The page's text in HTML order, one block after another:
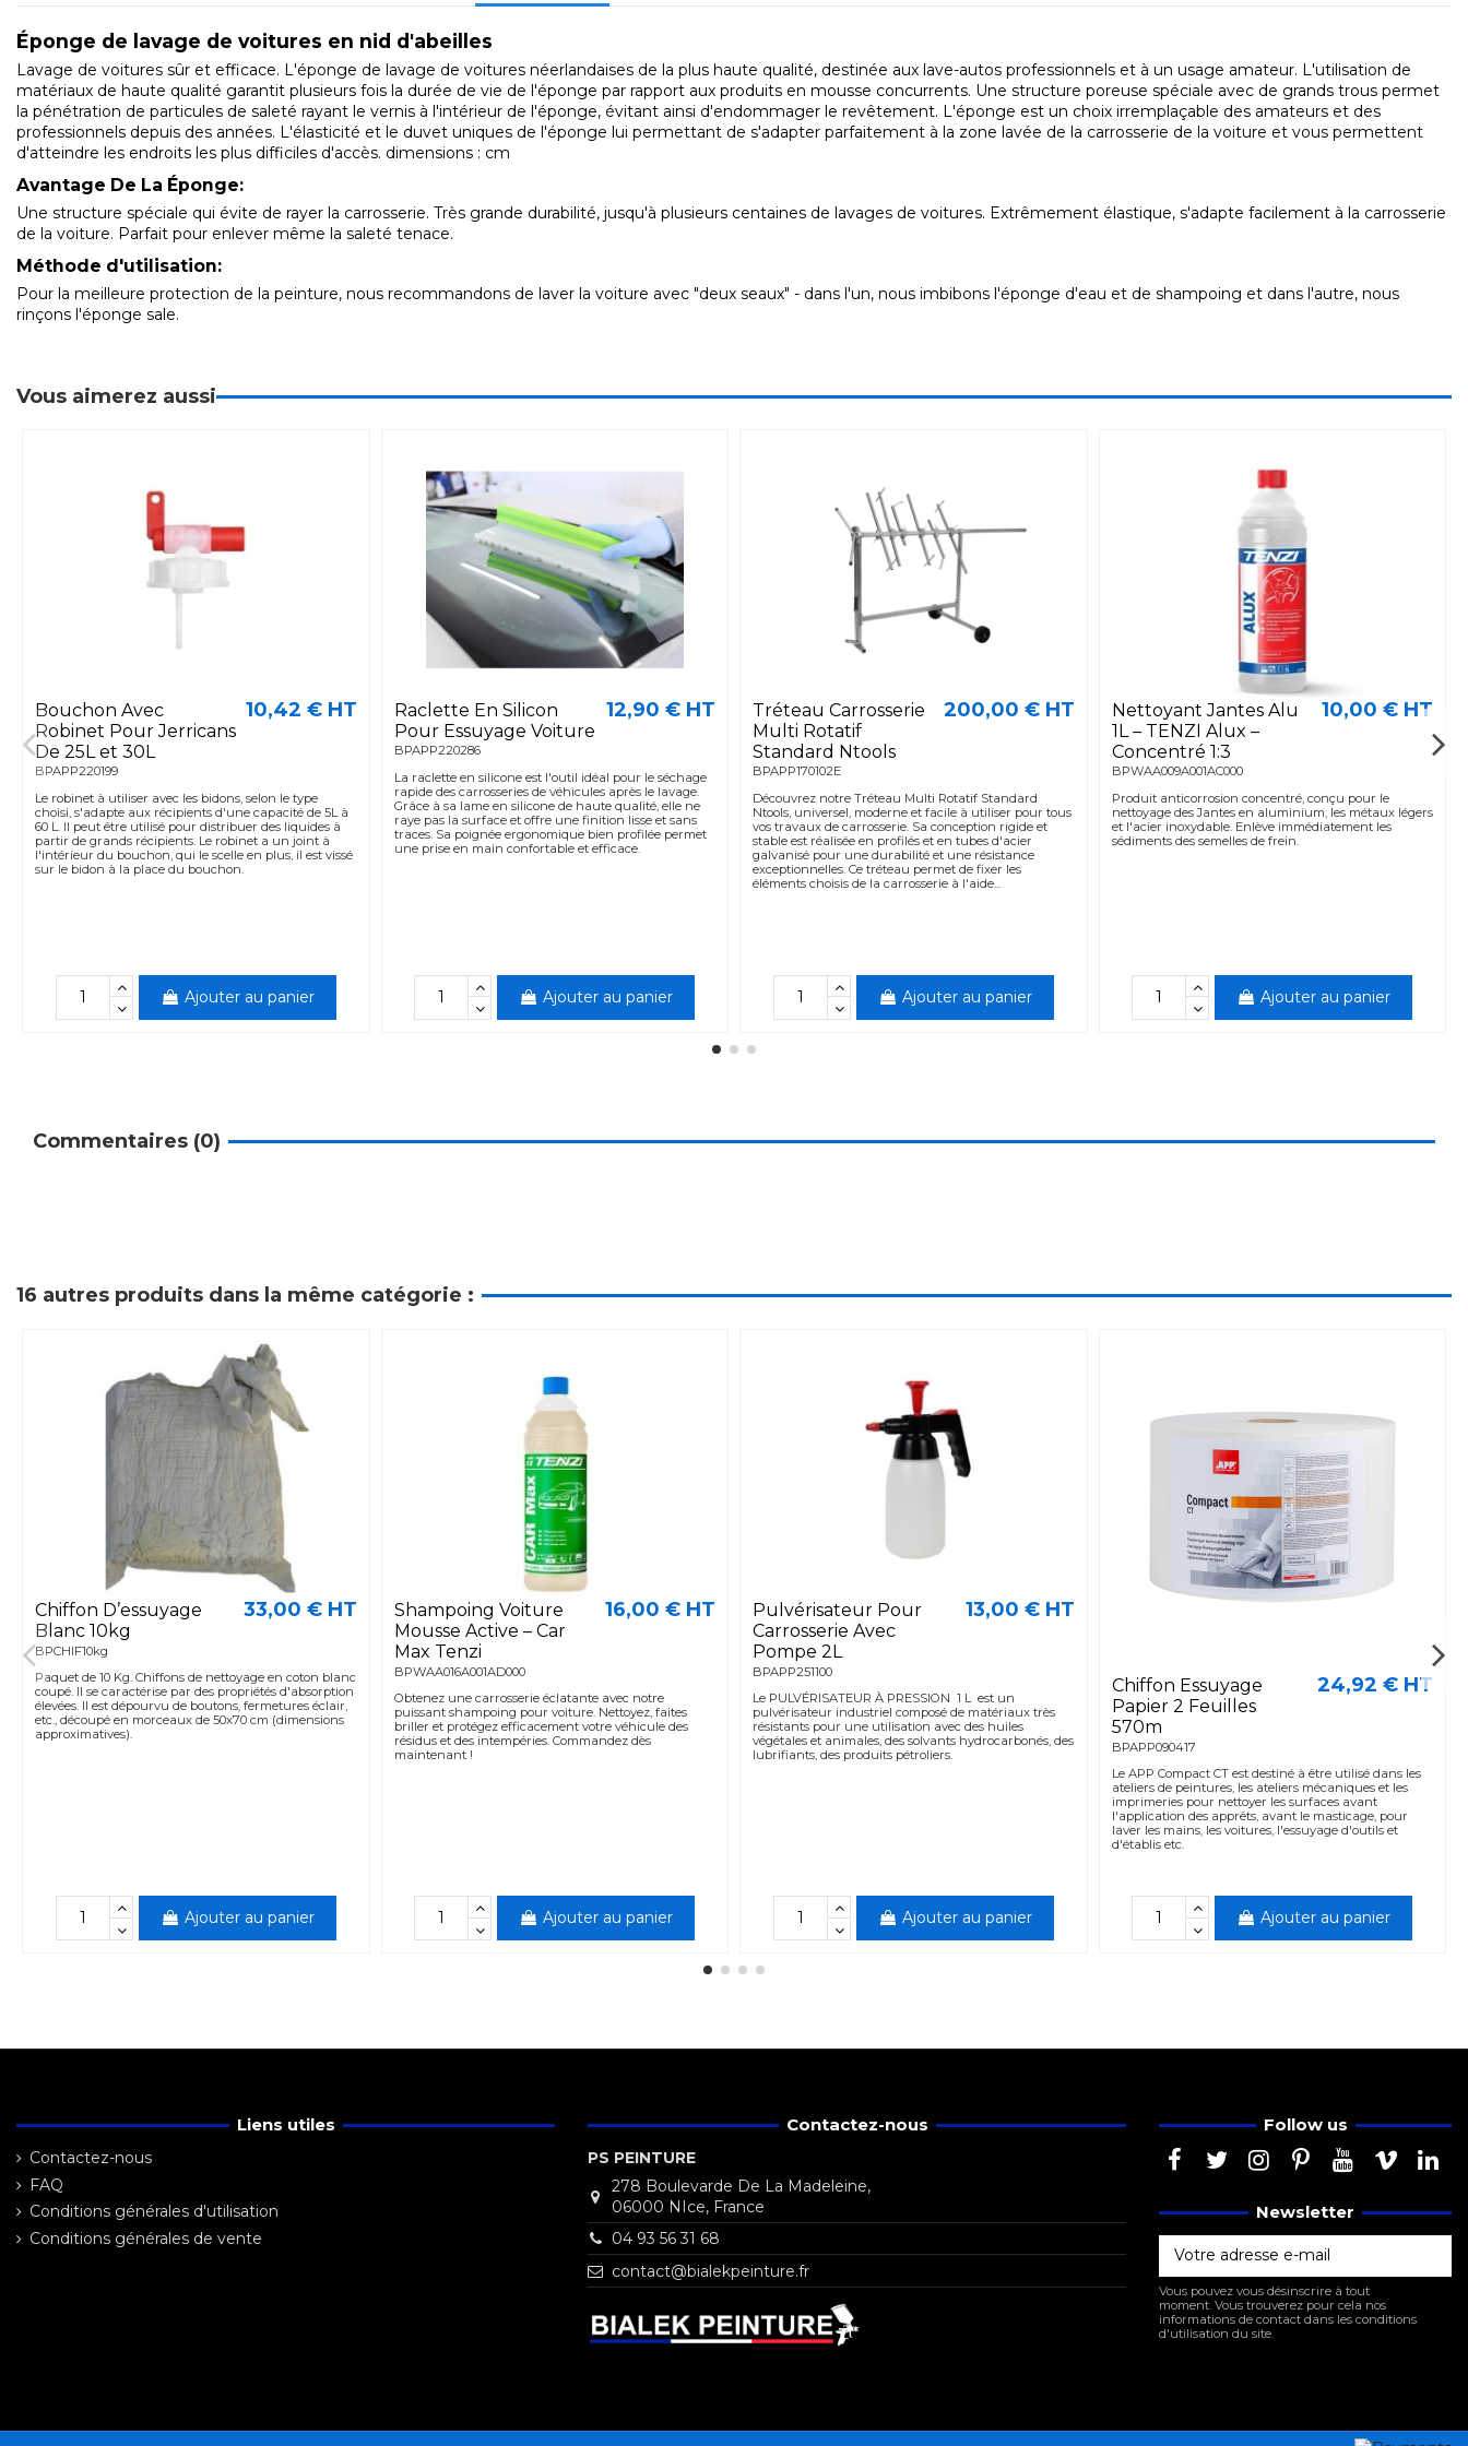
Éponge de lavage de voitures en nid d'abeilles
Lavage de voitures sûr et efficace. L'éponge de lavage de voitures néerlandaises de la plus haute qualité, destinée aux lave-autos professionnels et à un usage amateur. L'utilisation de
matériaux de haute qualité garantit plusieurs fois la durée de vie de l'éponge par rapport aux produits en mousse concurrents. Une structure poreuse spéciale avec de grands trous permet
la pénétration de particules de saleté rayant le vernis à l'intérieur de l'éponge, évitant ainsi d'endommager le revêtement. L'éponge est un choix irremplaçable des amateurs et des
professionnels depuis des années. L'élasticité et le duvet uniques de l'éponge lui permettant de s'adapter parfaitement à la zone lavée de la carrosserie de la voiture et vous permettent
d'atteindre les endroits les plus difficiles d'accès. dimensions : cm
Avantage De La Éponge:
Une structure spéciale qui évite de rayer la carrosserie. Très grande durabilité, jusqu'à plusieurs centaines de lavages de voitures. Extrêmement élastique, s'adapte facilement à la carrosserie
de la voiture. Parfait pour enlever même la saleté tenace.
Méthode d'utilisation:
Pour la meilleure protection de la peinture, nous recommandons de laver la voiture avec "deux seaux" - dans l'un, nous imbibons l'éponge d'eau et de shampoing et dans l'autre, nous
rinçons l'éponge sale.
Vous aimerez aussi
Bouchon Avec
Robinet Pour Jerricans
De 25L et 30L
BPAPP220199
10,42 € HT
Le robinet à utiliser avec les bidons, selon le type
choisi, s'adapte aux récipients d'une capacité de 5L à
60 L. Il peut être utilisé pour distribuer des liquides à
partir de grands récipients. Le robinet a un joint à
l'intérieur du bouchon, qui le scelle en plus, il est vissé
sur le bidon à la place du bouchon.
Ajouter au panier
Raclette En Silicon
Pour Essuyage Voiture
BPAPP220286
12,90 € HT
La raclette en silicone est l'outil idéal pour le séchage
rapide des carrosseries de véhicules après le lavage.
Grâce à sa lame en silicone de haute qualité, elle ne
raye pas la surface et offre une finition lisse et sans
traces. Sa poignée ergonomique bien profilée permet
une prise en main confortable et efficace.
Ajouter au panier
Tréteau Carrosserie
Multi Rotatif
Standard Ntools
BPAPP170102E
200,00 € HT
Découvrez notre Tréteau Multi Rotatif Standard
Ntools, universel, moderne et facile à utiliser pour tous
vos travaux de carrosserie. Sa conception rigide et
stable est réalisée en profilés et en tubes d'acier
galvanisé pour une durabilité et une résistance
exceptionnelles. Ce tréteau permet de fixer les
éléments choisis de la carrosserie à l'aide...
Ajouter au panier
Nettoyant Jantes Alu
1L – TENZI Alux –
Concentré 1:3
BPWAA009A001AC000
10,00 € HT
Produit anticorrosion concentré, conçu pour le
nettoyage des Jantes en aluminium, les métaux légers
et l'acier inoxydable. Enlève immédiatement les
sédiments des semelles de frein.
Ajouter au panier
Commentaires (0)
16 autres produits dans la même catégorie :
Chiffon D’essuyage
Blanc 10kg
BPCHIF10kg
33,00 € HT
Paquet de 10 Kg. Chiffons de nettoyage en coton blanc
coupé. Il se caractérise par des propriétés d'absorption
élevées. Il est dépourvu de boutons, fermetures éclair,
etc., découpé en morceaux de 50x70 cm (dimensions
approximatives).
Ajouter au panier
Shampoing Voiture
Mousse Active – Car
Max Tenzi
BPWAA016A001AD000
16,00 € HT
Obtenez une carrosserie éclatante avec notre
puissant shampoing pour voiture. Nettoyez, faites
briller et protégez efficacement votre véhicule des
résidus et des intempéries. Commandez dès
maintenant !
Ajouter au panier
Pulvérisateur Pour
Carrosserie Avec
Pompe 2L
BPAPP251100
13,00 € HT
Le PULVÉRISATEUR À PRESSION 1 L est un
pulvérisateur industriel composé de matériaux très
résistants pour une utilisation avec des huiles
végétales et animales, des solvants hydrocarbonés, des
lubrifiants, des produits pétroliers.
Ajouter au panier
Chiffon Essuyage
Papier 2 Feuilles
570m
BPAPP090417
24,92 € HT
Le APP Compact CT est destiné à être utilisé dans les
ateliers de peintures, les ateliers mécaniques et les
imprimeries pour nettoyer les surfaces avant
l'application des apprêts, avant le masticage, pour
laver les mains, les voitures, l'essuyage d'outils et
d'établis etc.
Ajouter au panier
Liens utiles
Contactez-nous
FAQ
Conditions générales d'utilisation
Conditions générales de vente
Contactez-nous
PS PEINTURE
278 Boulevarde De La Madeleine,
06000 NIce, France
04 93 56 31 68
contact@bialekpeinture.fr
Follow us
Newsletter
Vous pouvez vous désinscrire à tout
moment. Vous trouverez pour cela nos
informations de contact dans les conditions
d'utilisation du site.